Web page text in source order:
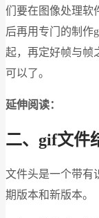
们要在图像处理软
后再用专门的制作
起，再定好帧与帧
可以了。
延伸阅读：
二、gif文件
文件头是一个带有
期版本和新版本。